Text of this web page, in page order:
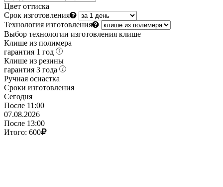
Цвет оттиска
Срок изготовления
Технология изготовления
Выбор технологии изготовления клише
Клише из полимера
гарантия 1 год
Клише из резины
гарантия 3 года
Ручная оснастка
Сроки изготовления
Сегодня
После 11:00
07.08.2026
После 13:00
Итого: 600